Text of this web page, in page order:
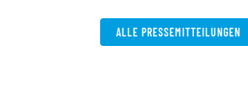
ALLE PRESSEMITTEILUNGEN